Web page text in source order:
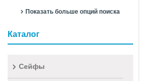
Показать больше опций поиска
Каталог
Сейфы